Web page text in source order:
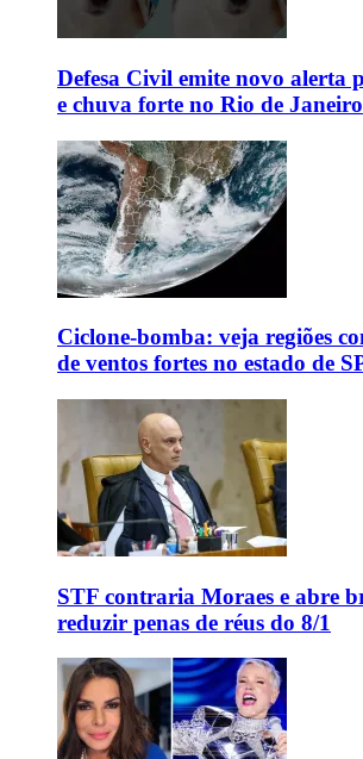
Defesa Civil emite novo alerta
e chuva forte no Rio de Janeiro
Ciclone-bomba: veja regiões
de ventos fortes no estado de
STF contraria Moraes e abre
reduzir penas de réus do 8/1